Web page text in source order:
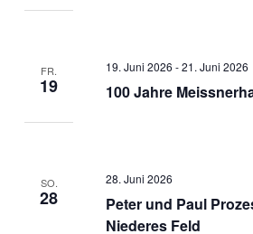
FR.
19 100 Jahre
19. Juni 2026 -21. Juni 2026
SO.
28
Peter und Paul
Niederes Feld
28. Juni 2026